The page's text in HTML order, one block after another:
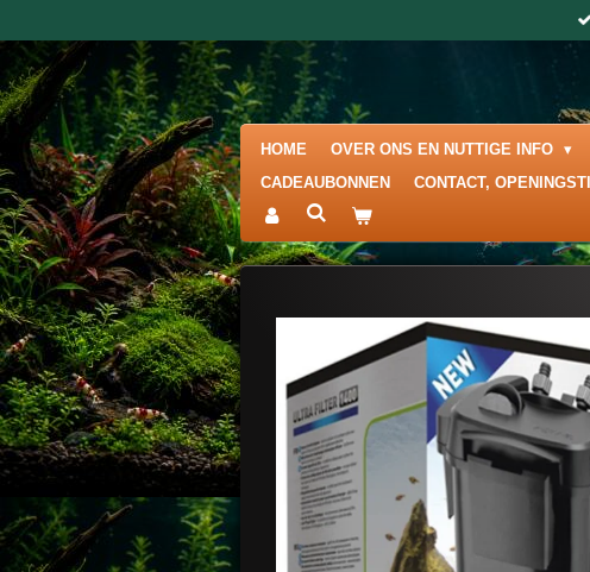
direct
naar
de
hoofdinhoud
HOME OVER ONS EN NUTTIGE INFO
CADEAUBONNEN
CONTACT,